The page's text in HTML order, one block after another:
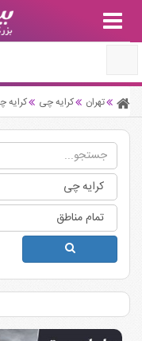
تهران کرایه چی کرایه